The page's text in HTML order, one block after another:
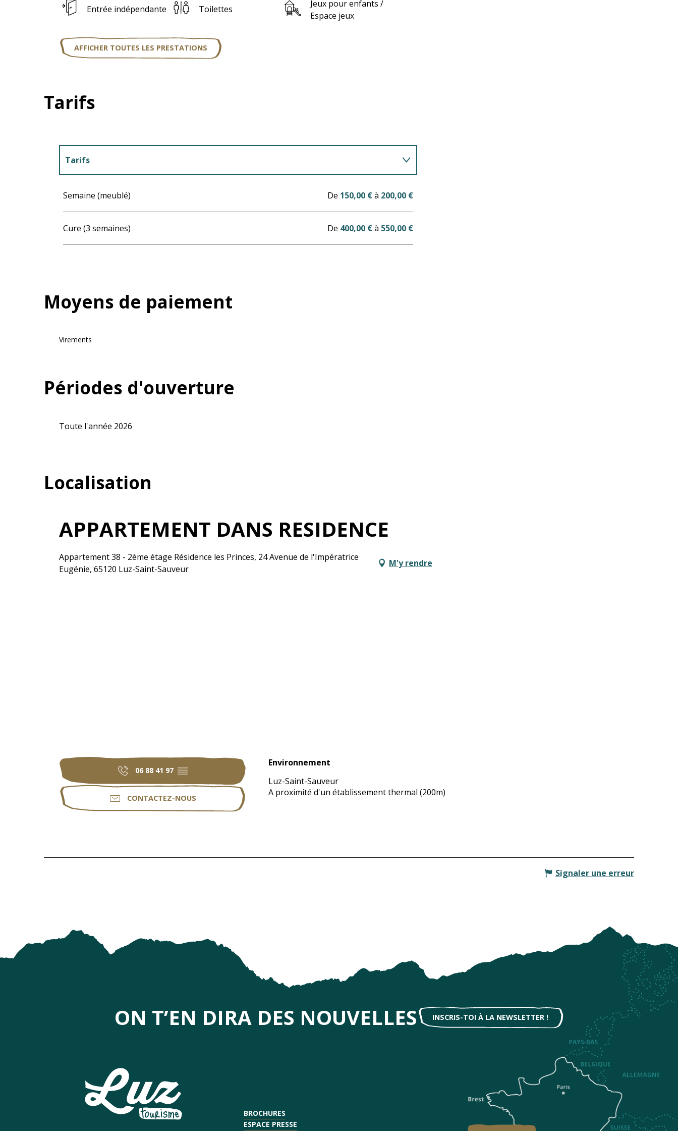
Entrée indépendante Toilettes
Jeux pour enfants /
Espace jeux
AFFICHER TOUTES LES PRESTATIONS
Tarifs
Tarifs
Semaine (meublé) De 150,00 €à 200,00 €
Cure (3 semaines) De 400,00 €à 550,00 €
Moyens de paiement
Virements
Périodes d'ouverture
Toute l'année 2026
Localisation
APPARTEMENT DANS RESIDENCE
Appartement 38 - 2ème étage Résidence les Princes, 24 Avenue de l'Impératrice
Eugénie, 65120 Luz-Saint-Sauveur
M'y rendre
06 88 41 97 ▒▒
CONTACTEZ-NOUS
Environnement
Environnement
Luz-Saint-Sauveur
A proximité d'un établissement thermal (200m)
Signaler une erreur
ON T’EN DIRA DES NOUVELLES INSCRIS-TOI À LA NEWSLETTER !
BROCHURES
ESPACE PRESSE